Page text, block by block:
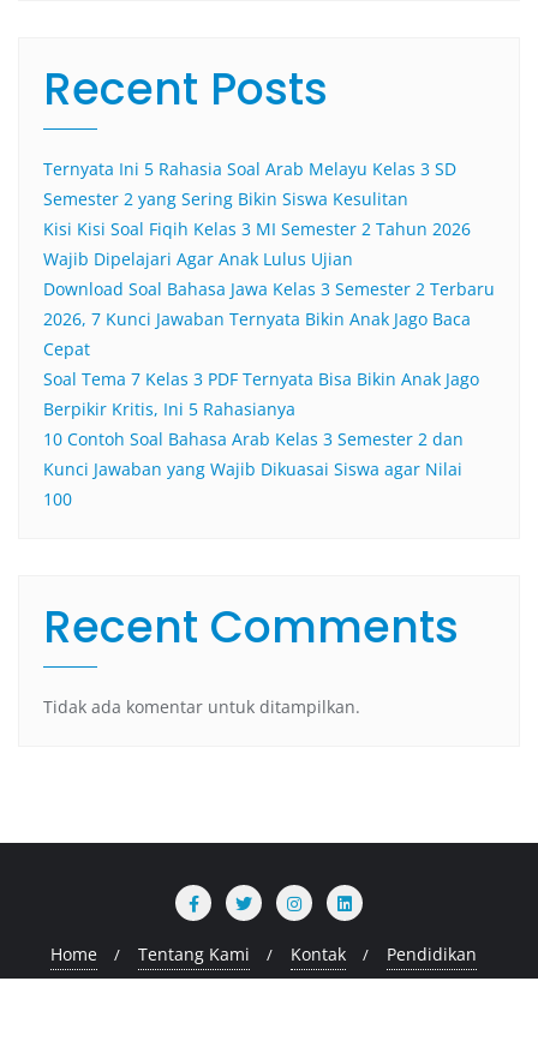
Recent Posts
Ternyata Ini 5 Rahasia Soal Arab Melayu Kelas 3 SD
Semester 2 yang Sering Bikin Siswa Kesulitan
Kisi Kisi Soal Fiqih Kelas 3 MI Semester 2 Tahun 2026
Wajib Dipelajari Agar Anak Lulus Ujian
Download Soal Bahasa Jawa Kelas 3 Semester 2 Terbaru
2026, 7 Kunci Jawaban Ternyata Bikin Anak Jago Baca
Cepat
Soal Tema 7 Kelas 3 PDF Ternyata Bisa Bikin Anak Jago
Berpikir Kritis, Ini 5 Rahasianya
10 Contoh Soal Bahasa Arab Kelas 3 Semester 2 dan
Kunci Jawaban yang Wajib Dikuasai Siswa agar Nilai
100
Recent Comments
Tidak ada komentar untuk ditampilkan.
Home Tentang Kami Kontak Pendidikan